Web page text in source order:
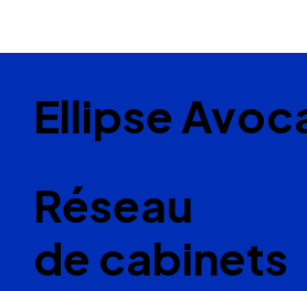
Ellipse
Réseau
de cabinets